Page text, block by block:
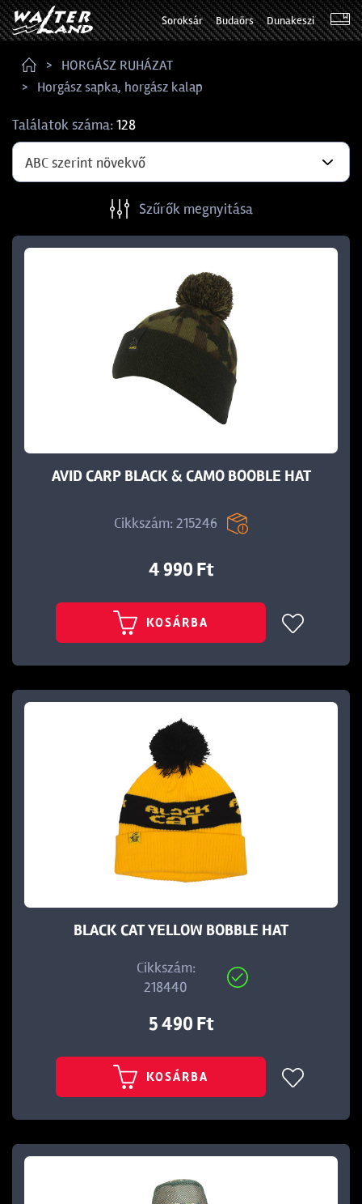
Soroksár Budaörs Dunakeszi
HORGÁSZ RUHÁZAT
Horgász sapka, horgász kalap
Találatok száma:128
ABC szerint növekvő
Szűrők megnyitása
AVID CARP BLACK & CAMO BOOBLE HAT
Cikkszám: 215246
4 990 Ft
KOSÁRBA
BLACK CAT YELLOW BOBBLE HAT
Cikkszám:
218440
5 490 Ft
KOSÁRBA